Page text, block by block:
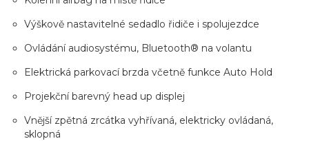
Výškově nastavitelné sedadlo řidiče i spolujezdce
Ovládání audiosystému, Bluetooth® na volantu
Elektrická parkovací brzda včetně funkce Auto Hold
Projekční barevný head up displej
Vnější zpětná zrcátka vyhřívaná, elektricky ovládaná,
sklopná